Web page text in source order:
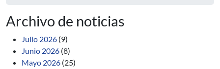
Archivo de noticias
Julio 2026 (9)
Junio 2026 (8)
Mayo 2026 (25)